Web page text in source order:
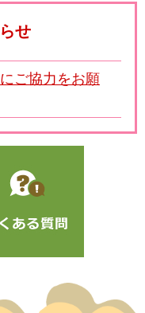
せ
ご協力をお願